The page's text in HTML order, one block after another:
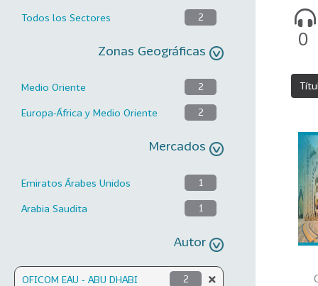
Todos los Sectores 2
Zonas Geográficas
Medio Oriente 2
Europa-África y Medio Oriente 2
Mercados
Emiratos Árabes Unidos 1
Arabia Saudita 1
Autor
OFICOM EAU - ABU DHABI 2
0